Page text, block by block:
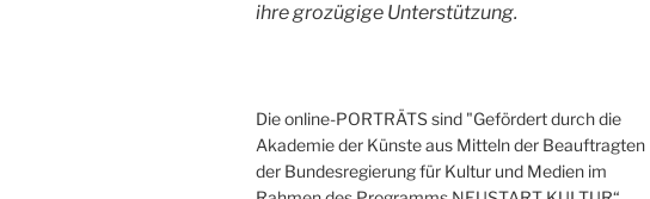
ihre grozügige Unterstützung.
Die online-PORTRÄTS sind "Gefördert durch die
Akademie der Künste aus Mitteln der Beauftragten
der Bundesregierung für Kultur und Medien im